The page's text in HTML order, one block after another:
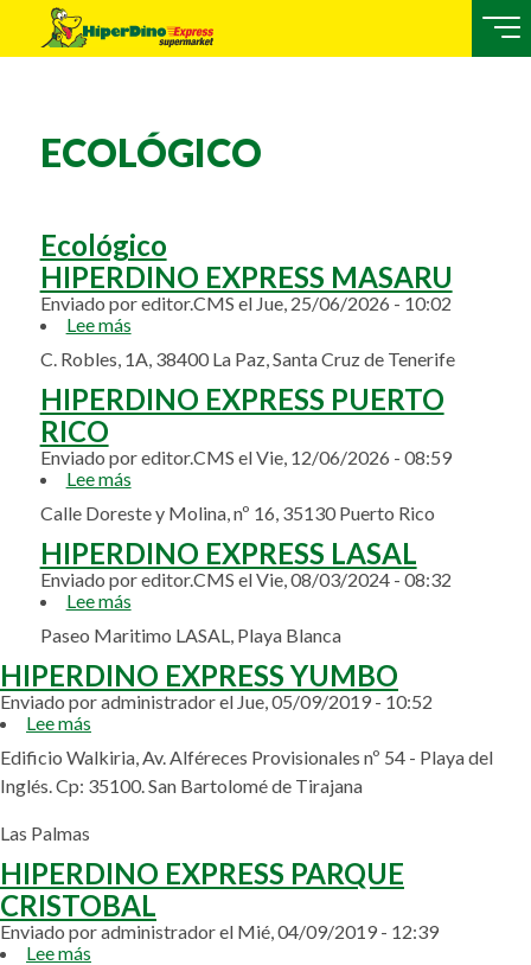
ECOLÓGICO
Ecológico
HIPERDINO EXPRESS MASARU
Enviado poreditor.CMS el Jue, 25/06/2026 - 10:02
Lee más
EXPRESS
MASARU
C. Robles, 1A, 38400 La Paz, Santa Cruz de Tenerife
HIPERDINO EXPRESS PUERTO
RICO
Enviado poreditor.CMS elVie, 12/06/2026 - 08:59
Lee más
EXPRESS
PUERTO
RICO
Calle Doreste y Molina, nº 16, 35130 Puerto Rico
HIPERDINO EXPRESS LASAL
Enviado poreditor.CMS elVie, 08/03/2024 - 08:32
Lee más
EXPRESS
LASAL
Paseo Maritimo LASAL, Playa Blanca
HIPERDINO EXPRESS YUMBO
Enviado poradministradorel Jue, 05/09/2019 - 10:52
Lee más
EXPRESS
YUMBO
Edificio Walkiria, Av. Alféreces Provisionales nº 54 - Playa del
Inglés. Cp: 35100. San Bartolomé de Tirajana
Las Palmas
HIPERDINO EXPRESS PARQUE
CRISTOBAL
Enviado poradministradorel Mié, 04/09/2019 - 12:39
Lee más